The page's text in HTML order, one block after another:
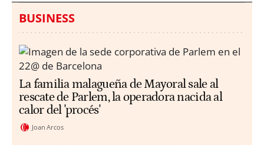
BUSINESS
La familia malagueña de Mayoral sale al
rescate de Parlem, la operadora nacida al
calor del 'procés'
Joan Arcos